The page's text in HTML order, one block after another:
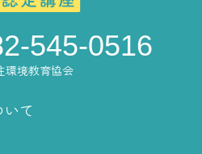
545-0516
環境教育協会
て